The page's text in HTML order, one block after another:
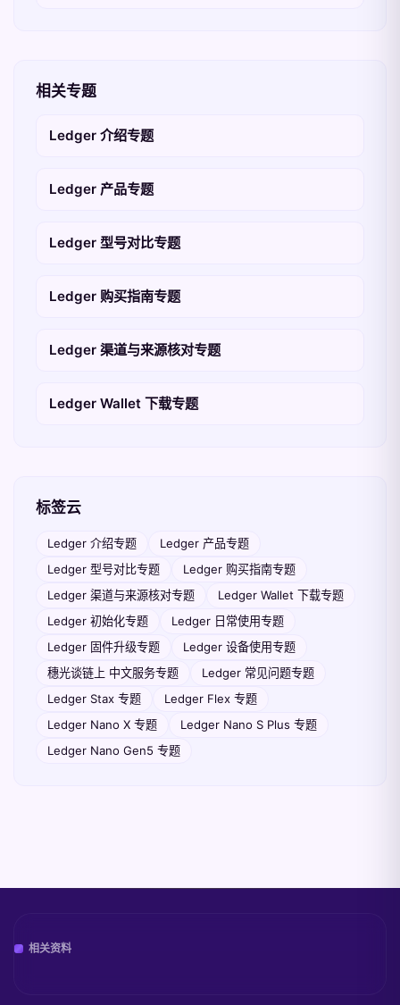
相关专题
Ledger 介绍专题
Ledger 产品专题
Ledger 型号对比专题
Ledger 购买指南专题
Ledger 渠道与来源核对专题
Ledger Wallet 下载专题
标签云
Ledger 介绍专题
Ledger 产品专题
Ledger 型号对比专题
Ledger 购买指南专题
Ledger 渠道与来源核对专题
Ledger Wallet 下载专题
Ledger 初始化专题
Ledger 日常使用专题
Ledger 固件升级专题
Ledger 设备使用专题
穗光谈链上 中文服务专题
Ledger 常见问题专题
Ledger Stax 专题
Ledger Flex 专题
Ledger Nano X 专题
Ledger Nano S Plus 专题
Ledger Nano Gen5 专题
相关资料